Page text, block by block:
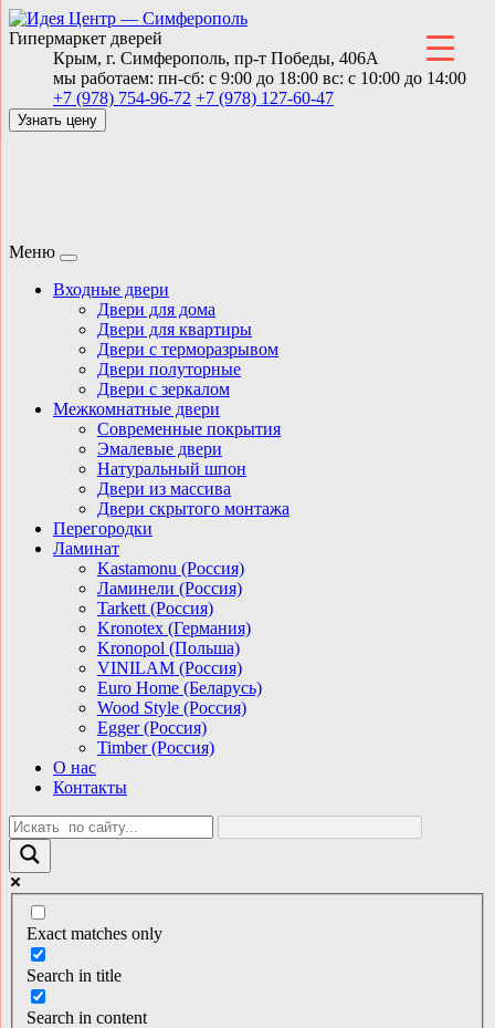
Гипермаркет дверей
Крым, г. Симферополь, пр-т Победы, 406А
мы работаем: пн-сб: с 9:00 до 18:00 вс: с 10:00 до 14:00
+7 (978) 754-96-72 +7 (978) 127-60-47
Узнать цену
Меню
Входные двери
Двери для дома
Двери для квартиры
Двери с терморазрывом
Двери полуторные
Двери с зеркалом
Межкомнатные двери
Современные покрытия
Эмалевые двери
Натуральный шпон
Двери из массива
Двери скрытого монтажа
Перегородки
Ламинат
Kastamonu (Россия)
Ламинели (Россия)
Tarkett (Россия)
Kronotex (Германия)
Kronopol (Польша)
VINILAM (Россия)
Euro Home (Беларусь)
Wood Style (Россия)
Egger (Россия)
Timber (Россия)
О нас
Контакты
Exact matches only
Search in title
Search in content